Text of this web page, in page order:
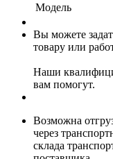
Модель
Вы можете
товару или
Наши
вам помогут.
Возможна
через
склада